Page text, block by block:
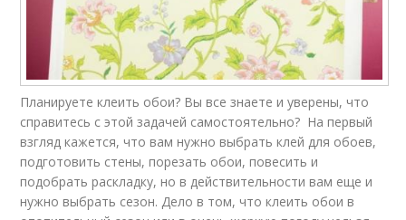
Планируете клеить обои? Вы все знаете и уверены, что
справитесь с этой задачей самостоятельно? На первый
взгляд кажется, что вам нужно выбрать клей для обоев,
подготовить стены, порезать обои, повесить и
подобрать раскладку, но в действительности вам еще и
нужно выбрать сезон. Дело в том, что клеить обои в